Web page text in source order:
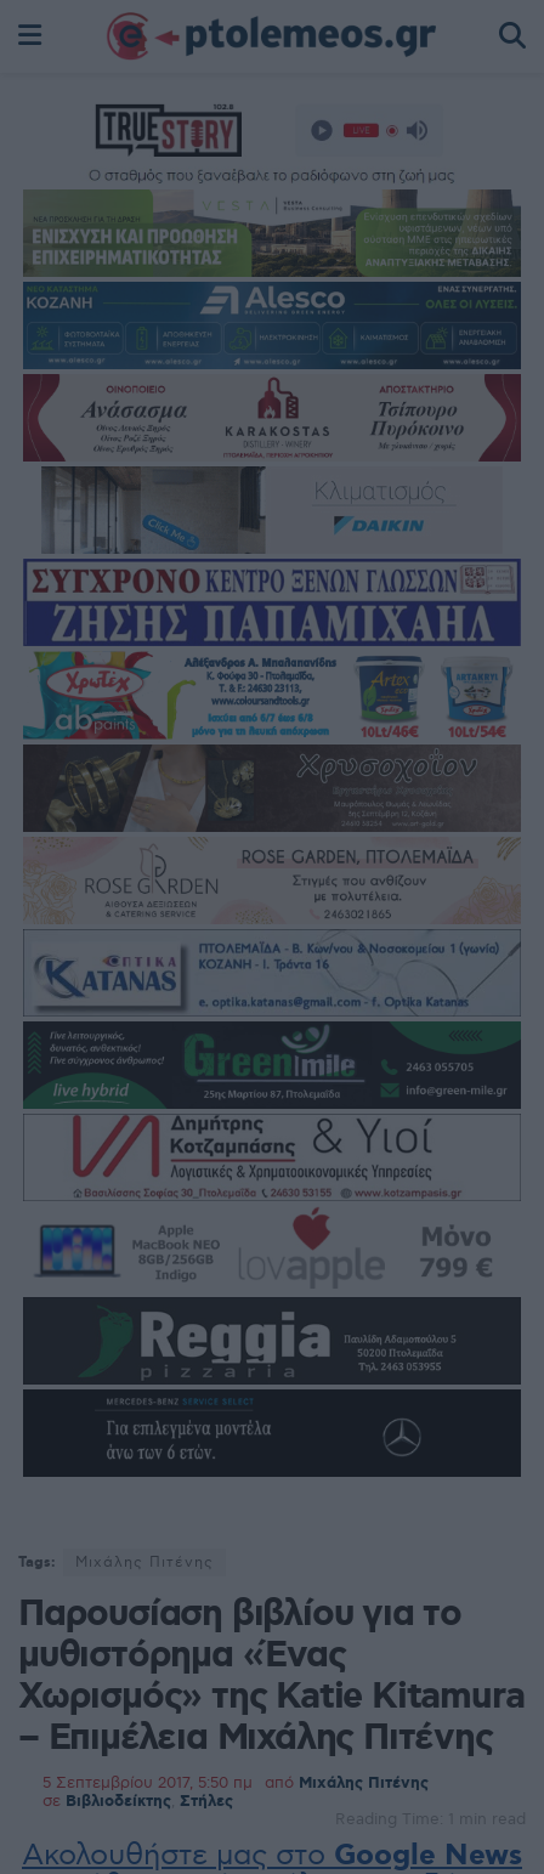
Tags: Μιχάλης Πιτένης
Παρουσίαση βιβλίου για το
μυθιστόρημα «Ένας
Χωρισμός» της Katie Kitamura
– Επιμέλεια Μιχάλης Πιτένης
5 Σεπτεμβρίου 2017, 5:50 πμ από Μιχάλης Πιτένης
σε Βιβλιοδείκτης Στήλες
Reading Time: 1 min read
Ακολουθήστε μας στο Google News